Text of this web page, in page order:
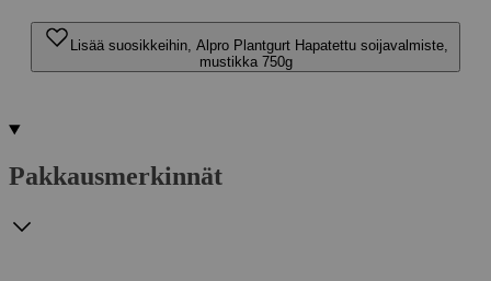
Lisää suosikkeihin, Alpro Plantgurt Hapatettu soijavalmiste,
mustikka 750g
Pakkausmerkinnät